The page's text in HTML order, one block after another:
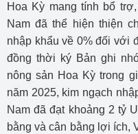
Hoa Kỳ mang tính bổ
Nam đã thể hiện thiện
nhập khẩu về 0% đối với
đồng thời ký Bản ghi
nông sản Hoa Kỳ trong
năm 2025, kim ngạch
Nam đã đạt khoảng 2 tỷ
bằng và cân bằng lợi ích,